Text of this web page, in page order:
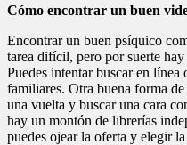
Cómo encontrar un buen
Encontrar un buen psíquico
tarea difícil, pero por suerte
Puedes intentar buscar en
familiares. Otra buena forma
una vuelta y buscar una cara
hay un montón de librerías
puedes ojear la oferta y elegir la